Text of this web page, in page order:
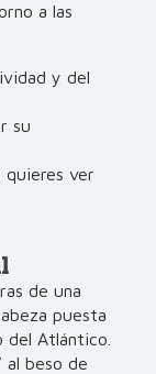
a las
y del
su
quieres ver
de una
puesta
del Atlántico.
al beso de